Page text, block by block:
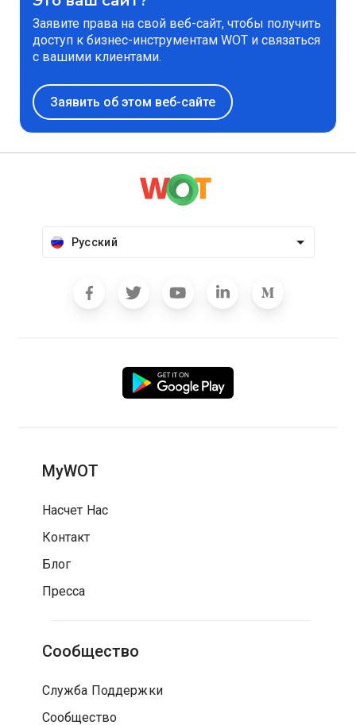
Заявите права на свой веб-сайт, чтобы получить
доступ к бизнес-инструментам WOT и связаться
с вашими клиентами.
Заявить об этом веб-сайте
Русский
MyWOT
Насчет Нас
Контакт
Блог
Пресса
Сообщество
Служба Поддержки
Сообщество